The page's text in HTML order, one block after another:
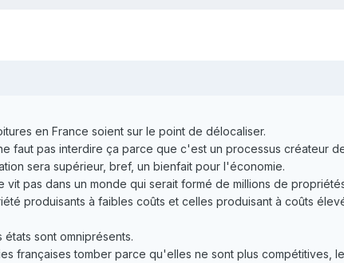
en France soient sur le point de délocaliser.
faut pas interdire ça parce que c'est un processus créateur
sera supérieur, bref, un bienfait pour l'économie.
pas dans un monde qui serait formé de millions de
produisants à faibles coûts et celles produisant à coûts
sont omniprésents.
françaises tomber parce qu'elles ne sont plus compétitives,